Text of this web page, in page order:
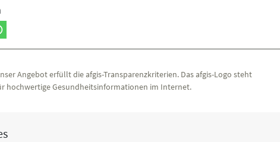
Angebot erfüllt die afgis-Transparenzkriterien. Das afgis-Logo steht
hochwertige Gesundheitsinformationen im Internet.